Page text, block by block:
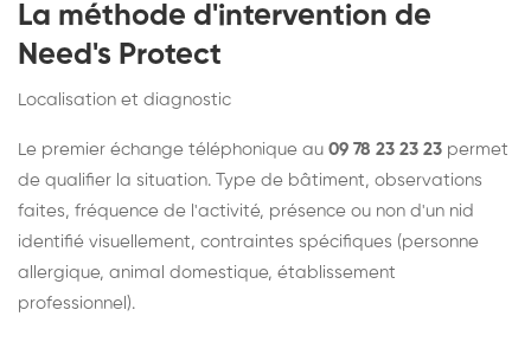
La méthode d'intervention de
Need's Protect
Localisation et diagnostic
Le premier échange téléphonique au 09 78 23 23 23 permet
de qualifier la situation. Type de bâtiment, observations
faites, fréquence de l'activité, présence ou non d'un nid
identifié visuellement, contraintes spécifiques (personne
allergique, animal domestique, établissement
professionnel).